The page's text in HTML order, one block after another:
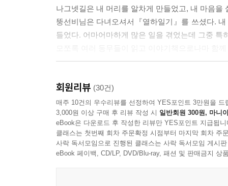
역시 소용돌이에 갇혀 빙빙 돌던 호랑이가 한순간
나왔다. 내가 꼬리를 놓아주자, 호랑이는 빠르게
호랑이가 뒤를 돌아보았다. 나와 눈이 마주쳤다.
번화한 세상이었다.
---p.212
나그넷길은 내 머리를 알차게 만들었고, 내 마음을
뚱선비님은 다녀오셔서『열하일기』를 쓰셨다.
들었다. 어마어마하게 많은 일을 겪었는데 그중 특
역사 속 의미 있고 흥미로운 이야기에 새로운 숨
자긍심과 호기심까지 선사해 줍니다.
한양 출발_
열세 살 장복이, 아버지를 대신해 청나라로 떠나다
회원리뷰 (30건)
매주 10건의 우수리뷰를 선정하여 YES포인트 3만원을 드
3,000원 이상 구매 후 리뷰 작성 시 일반회원 300원, 마니
eBook은 다운로드 후 작성한 리뷰만 YES포인트 지급됩니
클래스는 첫번째 회차 주문확정 시점부터 마지막 회차 주
사락 독서모임으로 진행된 클래스는 사락 독서모임 게시
eBook 페이백, CD/LP, DVD/Blu-ray, 패션 및 판매금지 상